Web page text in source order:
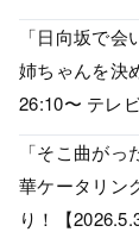
「日向坂で
姉ちゃんを決
26:10〜 テレ
「そこ曲が
華ケータリン
り！【